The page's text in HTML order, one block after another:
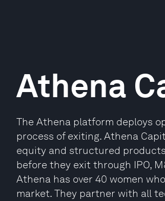
Athena
The Athena platform deploys
process of exiting. Athena
equity and structured
before they exit through IPO,
Athena has over 40 women
market. They partner with all